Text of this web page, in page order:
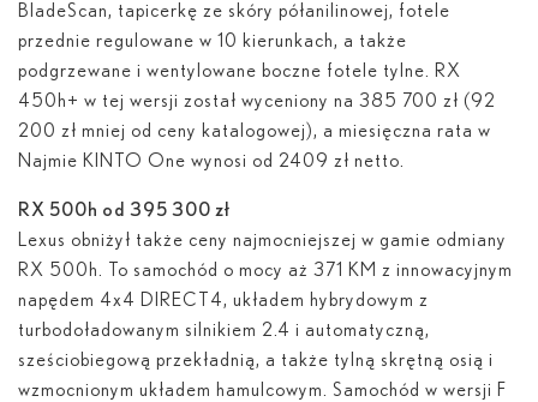
BladeScan, tapicerkę ze skóry półanilinowej, fotele
przednie regulowane w 10 kierunkach, a także
podgrzewane i wentylowane boczne fotele tylne. RX
450 h+ w tej wersji został wyceniony na 385 700 zł (92
200 zł mniej od ceny katalogowej), a miesięczna rata w
Najmie KINTO One wynosi od 2409 zł netto.
RX 500h od 395 300 zł
Lexus obniżył także ceny najmocniejszej w gamie odmiany
RX 500 h
. To samochód o mocy aż 371 KM z innowacyjnym
napędem 4x4 DIRECT4, układem hybrydowym z
turbodoładowanym silnikiem 2.4 i automatyczną,
sześciobiegową przekładnią, a także tylną skrętną osią i
wzmocnionym układem hamulcowym. Samochód w wersji F